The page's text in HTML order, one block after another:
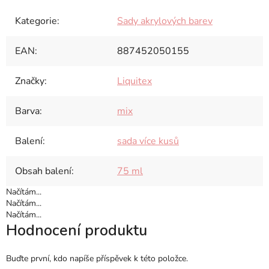
Kategorie: Sady akrylových barev
EAN: 887452050155
Značky: Liquitex
Barva: mix
Balení: sada více kusů
Obsah balení: 75 ml
Načítám...
Načítám...
Načítám...
Hodnocení produktu
Buďte první, kdo napíše příspěvek k této položce.